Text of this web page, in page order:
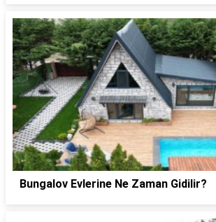
Bungalov Evlerine Ne Zaman Gidilir?